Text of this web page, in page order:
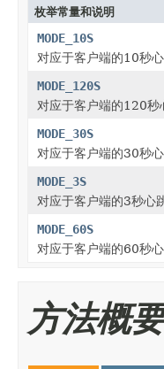
枚举常量和说明
MODE_10S
对应于客户端的10秒
MODE_120S
对应于客户端的120
MODE_30S
对应于客户端的30秒
MODE_3S
对应于客户端的3秒心
MODE_60S
对应于客户端的60秒
方法概要